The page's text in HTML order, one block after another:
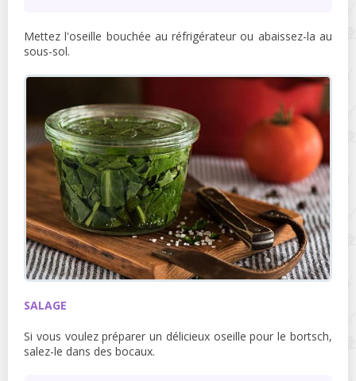
Mettez l'oseille bouchée au réfrigérateur ou abaissez-la au
sous-sol.
SALAGE
Si vous voulez préparer un délicieux oseille pour le bortsch,
salez-le dans des bocaux.